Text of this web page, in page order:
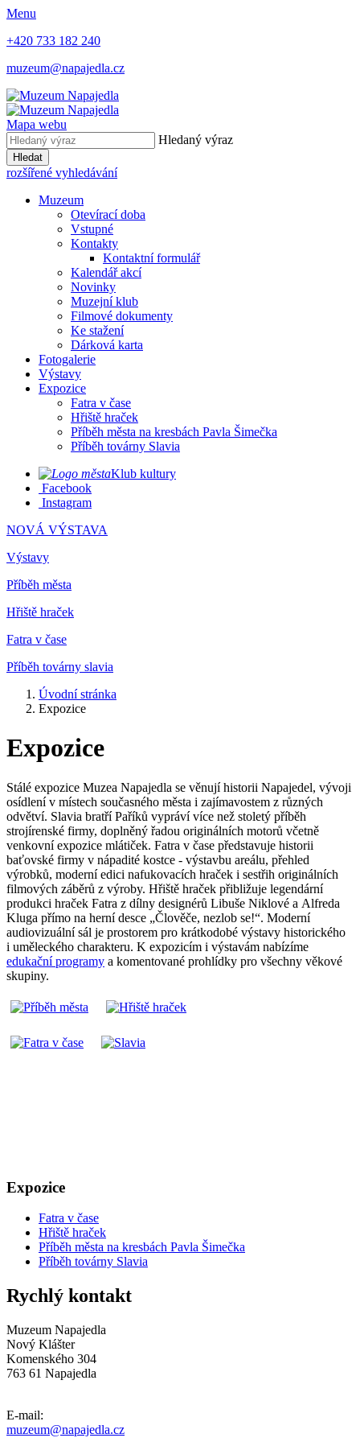
Menu
+420 733 182 240
muzeum@napajedla.cz
Mapa webu
Hledaný výraz
Hledat
rozšířené vyhledávání
Muzeum
Otevírací doba
Vstupné
Kontakty
Kontaktní formulář
Kalendář akcí
Novinky
Muzejní klub
Filmové dokumenty
Ke stažení
Dárková karta
Fotogalerie
Výstavy
Expozice
Fatra v čase
Hřiště hraček
Příběh města na kresbách Pavla Šimečka
Příběh továrny Slavia
Klub kultury
Facebook
Instagram
NOVÁ VÝSTAVA
Výstavy
Příběh města
Hřiště hraček
Fatra v čase
Příběh továrny slavia
Úvodní stránka
Expozice
Expozice
Stálé expozice Muzea Napajedla se věnují historii Napajedel, vývoji
osídlení v místech současného města i zajímavostem z různých
odvětví. Slavia bratří Paříků vypráví více než stoletý příběh
strojírenské firmy, doplněný řadou originálních motorů včetně
venkovní expozice mlátiček. Fatra v čase představuje historii
baťovské firmy v nápadité kostce - výstavbu areálu, přehled
výrobků, moderní edici nafukovacích hraček i sestřih originálních
filmových záběrů z výroby. Hřiště hraček přibližuje legendární
produkci hraček Fatra z dílny designérů Libuše Niklové a Alfreda
Kluga přímo na herní desce „Člověče, nezlob se!“. Moderní
audiovizuální sál je prostorem pro krátkodobé výstavy historického
i uměleckého charakteru. K expozicím i výstavám nabízíme
edukační programy a komentované prohlídky pro všechny věkové
skupiny.
Expozice
Fatra v čase
Hřiště hraček
Příběh města na kresbách Pavla Šimečka
Příběh továrny Slavia
Rychlý kontakt
Muzeum Napajedla
Nový Klášter
Komenského 304
763 61 Napajedla
E-mail:
muzeum@napajedla.cz